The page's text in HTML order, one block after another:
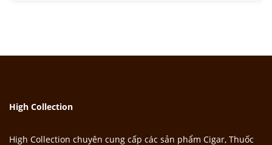
High Collection
High Collection chuyên cung cấp các sản phẩm Cigar, Thuốc